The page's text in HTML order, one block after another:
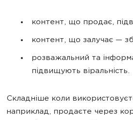
контент, що продає,
контент, що залучає —
розважальний та
підвищують віральність.
Складніше коли
наприклад, продаєте через